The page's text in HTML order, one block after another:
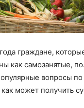
граждане,
как самозанятые,
вопросы по
может получить